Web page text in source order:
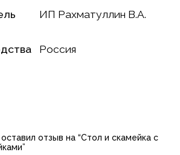
ИП Рахматуллин В.А.
Россия
отзыв на “Стол и скамейка с